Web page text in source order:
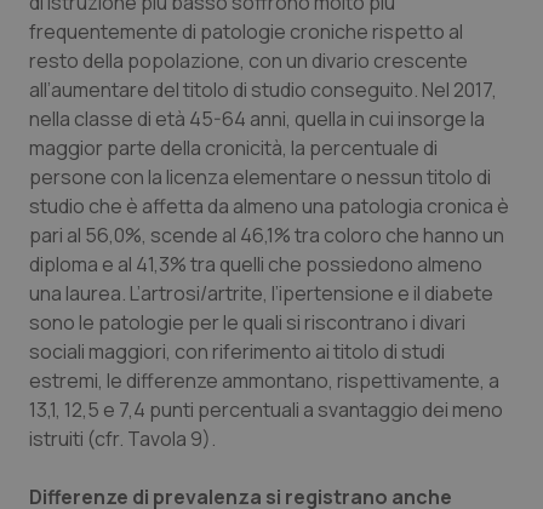
frequentemente di patologie croniche rispetto al
resto della popolazione, con un divario crescente
all’aumentare del titolo di studio conseguito. Nel 2017,
nella classe di età 45-64 anni, quella in cui insorge la
maggior parte della cronicità, la percentuale di
persone con la licenza elementare o nessun titolo di
studio che è affetta da almeno una patologia cronica è
pari al 56,0%, scende al 46,1% tra coloro che hanno un
diploma e al 41,3% tra quelli che possiedono almeno
una laurea. L’artrosi/artrite, l’ipertensione e il diabete
sono le patologie per le quali si riscontrano i divari
sociali maggiori, con riferimento ai titolo di studi
estremi, le differenze ammontano, rispettivamente, a
13,1, 12,5 e 7,4 punti percentuali a svantaggio dei meno
istruiti (cfr. Tavola 9).
Differenze di prevalenza si registrano anche
tracking-sites-ironfish-
www.quotidianosanita.it
.quotidianosanita.it